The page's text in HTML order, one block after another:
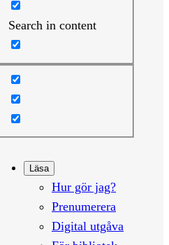
Search in content
Läsa
Hur gör jag?
Prenumerera
Digital utgåva